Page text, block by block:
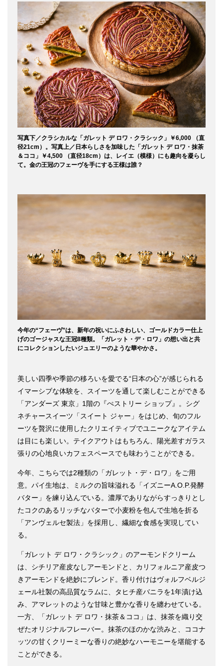
写真下／クラシカルな「ガレット デ ロワ・クラシック」￥6,000 （直
径21cm）。写真上／日本らしさを加味した「ガレット デ ロワ・抹茶
＆ココ」￥4,500 （直径18cm）は、レイエ（模様）にも趣向を凝らし
て。金の王冠のフェーヴを手にする王様は誰？
今年の“フェーヴ”は、新年の祝いにふさわしい、ゴールドカラー仕上
げのゴージャスな王冠8種類。「ガレット・デ・ロワ」の想い出と共
にコレクションしたいジュエリーのような華やかさ。
美しい四季や季節の移ろいを愛でる“日本の心”が感じられる
イマーシブな体験を、スイーツを通して楽しむことができる
「アンダーズ 東京」1階の『ぺストリー ショップ』。シグ
ネチャースイーツ「スイート ジャー」をはじめ、旬のフル
ーツを贅沢に使用したクリエイティブでユニークなアイテム
は目にも楽しい。テイクアウトはもちろん、陽光差すガラス
張りの心地良いカフェスペースでも味わうことができる。
今年、こちらでは2種類の「ガレット・デ・ロワ」をご用
意。パイ生地は、ミルクの旨味溢れる「イズニーA.O.P.発酵
バター」を練り込んでいる。濃厚でありながらすっきりとし
たコクのあるリッチなバターで小麦粉を包んで生地を折る
「アンヴェルセ製法」を採用し、繊細な食感を実現してい
る。
「ガレット デ ロワ・クラシック」のアーモンドクリーム
は、シチリア産皮なしアーモンドと、カリフォルニア産皮つ
きアーモンドを絶妙にブレンド。香り付けはヴォルフベルジ
ェール社製の高品質なラムに、タヒチ産バニラを1年漬け込
み、アマレットのような甘味と豊かな香りを纏わせている。
一方、「ガレット デ ロワ・抹茶＆ココ」は、抹茶を織り交
ぜたオリジナルフレーバー。抹茶のほのかな渋みと、ココナ
ッツの甘くクリーミーな香りの絶妙なハーモニーを堪能する
ことができる。